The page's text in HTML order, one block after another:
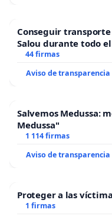
Conseguir
Salou durante todo
44 firmas
Aviso de transparencia
Salvemos Medussa:
Medussa"
1 114 firmas
Aviso de transparencia
Proteger a las
1 firmas